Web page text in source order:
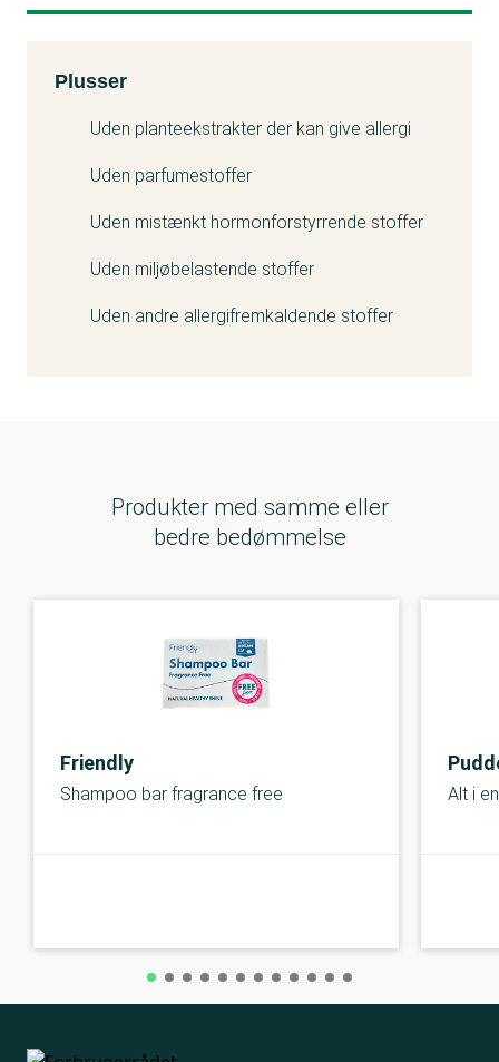
Kemitest
Plusser
Uden planteekstrakter der kan give allergi
Uden parfumestoffer
Uden mistænkt hormonforstyrrende stoffer
Uden miljøbelastende stoffer
Uden andre allergifremkaldende stoffer
Produkter med samme eller
bedre bedømmelse
Friendly
Shampoo bar fragrance free Alt i